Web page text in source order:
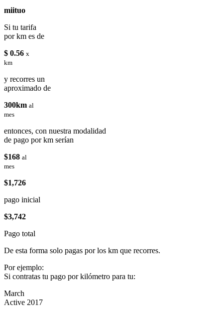
miituo
Si tu tarifa
por km es de
$ 0.56 x
km
y recorres un
aproximado de
300km al
mes
entonces, con nuestra modalidad
de pago por km serían
$168 al
mes
$1,726
pago inicial
$3,742
Pago total
De esta forma solo pagas por los km que recorres.
Por ejemplo:
Si contratas tu pago por kilómetro para tu:
March
Active 2017